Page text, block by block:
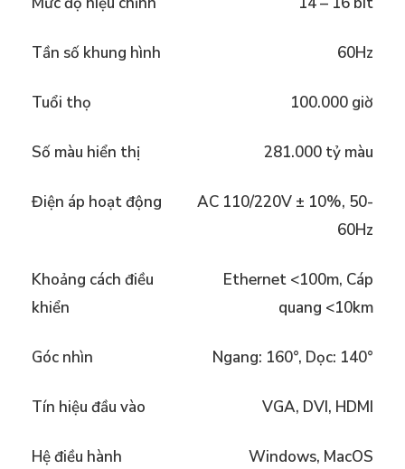
Tần số khung hình 60Hz
Tuổi thọ 100.000 giờ
Số màu hiển thị 281.000 tỷ màu
Điện áp hoạt động
AC 110/220V ± 10%, 50-
60Hz
Khoảng cách điều
khiển
Ethernet <100m, Cáp
quang <10km
Góc nhìn Ngang: 160°, Dọc: 140°
Tín hiệu đầu vào VGA, DVI, HDMI
Hệ điều hành
Windows, MacOS